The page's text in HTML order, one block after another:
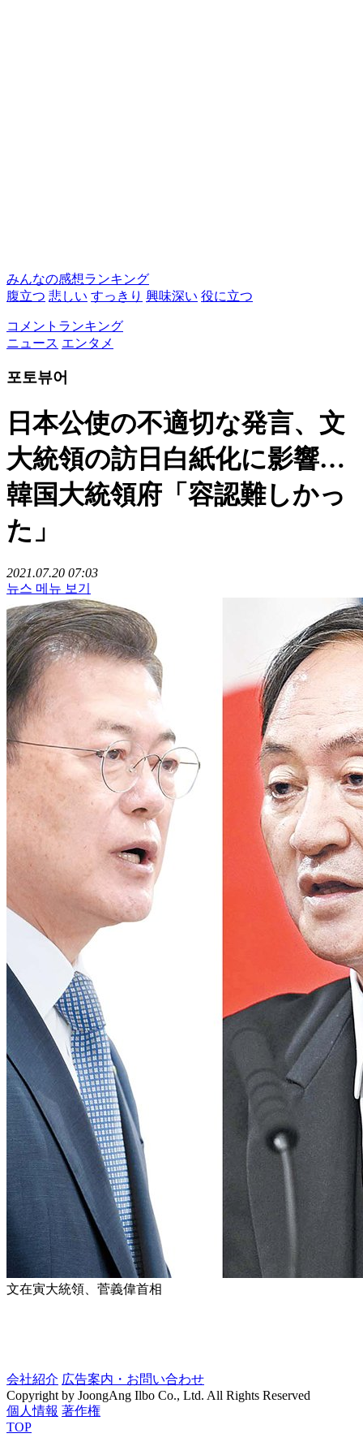
みんなの感想ランキング
腹立つ 悲しい すっきり 興味深い 役に立つ
コメントランキング
ニュース エンタメ
포토뷰어
日本公使の不適切な発言、文
大統領の訪日白紙化に影響…
韓国大統領府「容認難しかっ
た」
2021.07.20 07:03
뉴스 메뉴 보기
文在寅大統領、菅義偉首相
会社紹介 広告案内・お問い合わせ
Copyright by JoongAng Ilbo Co., Ltd. All Rights Reserved
個人情報 著作権
TOP